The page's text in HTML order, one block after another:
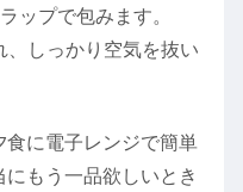
ップで包みます。
、しっかり空気を抜い
に電子レンジで簡単
もう一品欲しいとき